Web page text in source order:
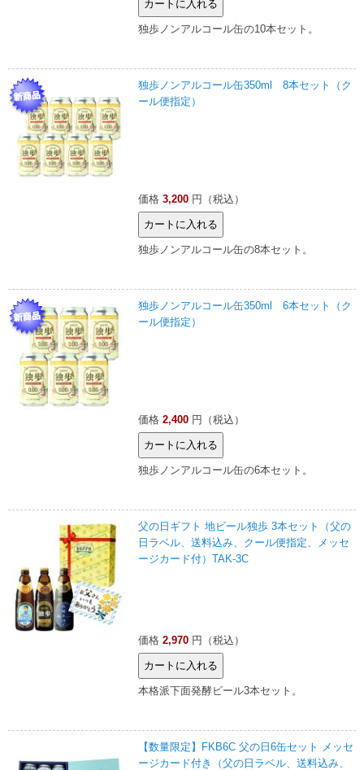
独歩ノンアルコール缶の10本セット。
独歩ノンアルコール缶350ml 8本セット（ク
ール便指定）
価格 3,200 円（税込）
独歩ノンアルコール缶の8本セット。
独歩ノンアルコール缶350ml 6本セット（ク
ール便指定）
価格 2,400 円（税込）
独歩ノンアルコール缶の6本セット。
父の日ギフト 地ビール独歩 3本セット（父の
日ラベル、送料込み、クール便指定、メッセ
ージカード付）TAK-3C
価格 2,970 円（税込）
本格派下面発酵ビール3本セット。
【数量限定】FKB6C 父の日6缶セット メッセ
ージカード付き（父の日ラベル、送料込み、